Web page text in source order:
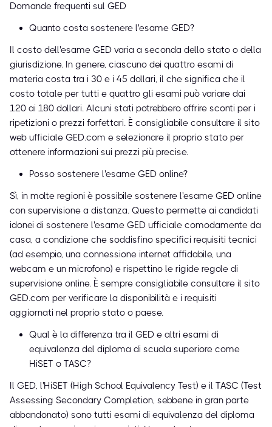
Domande frequenti sul GED
Quanto costa sostenere l'esame GED?
Il costo dell'esame GED varia a seconda dello stato o della
giurisdizione. In genere, ciascuno dei quattro esami di
materia costa tra i 30 e i 45 dollari, il che significa che il
costo totale per tutti e quattro gli esami può variare dai
120 ai 180 dollari. Alcuni stati potrebbero offrire sconti per i
ripetizioni o prezzi forfettari. È consigliabile consultare il sito
web ufficiale GED.com e selezionare il proprio stato per
ottenere informazioni sui prezzi più precise.
Posso sostenere l'esame GED online?
Sì, in molte regioni è possibile sostenere l'esame GED online
con supervisione a distanza. Questo permette ai candidati
idonei di sostenere l'esame GED ufficiale comodamente da
casa, a condizione che soddisfino specifici requisiti tecnici
(ad esempio, una connessione internet affidabile, una
webcam e un microfono) e rispettino le rigide regole di
supervisione online. È sempre consigliabile consultare il sito
GED.com per verificare la disponibilità e i requisiti
aggiornati nel proprio stato o paese.
Qual è la differenza tra il GED e altri esami di
equivalenza del diploma di scuola superiore come
HiSET o TASC?
Il GED, l'HiSET (High School Equivalency Test) e il TASC (Test
Assessing Secondary Completion, sebbene in gran parte
abbandonato) sono tutti esami di equivalenza del diploma